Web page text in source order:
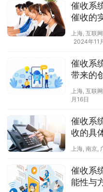
催收系
催收的
上海, 互联网
2024年11
催收系
带来的
上海, 互联网
月16日
催收系
收的具
上海, 南京,
催收系
能性与